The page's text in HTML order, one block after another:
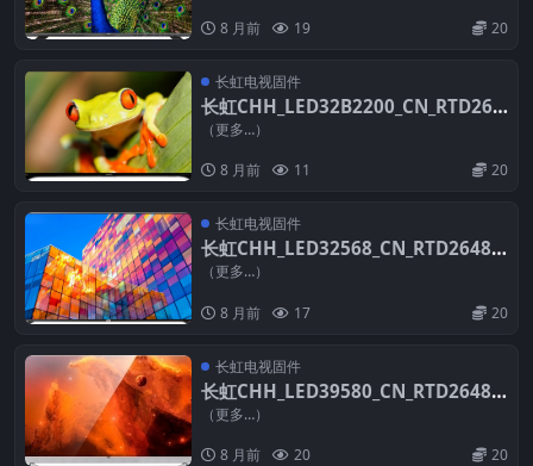
8 月前 19 20
长虹电视固件
长虹CHH_LED32B2200_CN_RTD264
8_PCB5635-C_TPT315B5_TAT01_DL
（更多…）
8 月前 11 20
长虹电视固件
长虹CHH_LED32568_CN_RTD2648S
A_PCB6172_TPT315B5_A041_V2.06_
（更多…）
8 月前 17 20
长虹电视固件
长虹CHH_LED39580_CN_RTD2648_
PCB5635-C_TPT390J1_L01_V2.30_2
（更多…）
8 月前 20 20